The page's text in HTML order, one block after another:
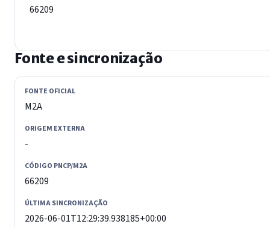
66209
Fonte e sincronização
FONTE OFICIAL
M2A
ORIGEM EXTERNA
-
CÓDIGO PNCP/M2A
66209
ÚLTIMA SINCRONIZAÇÃO
2026-06-01T12:29:39.938185+00:00